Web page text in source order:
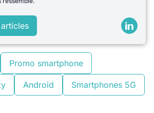
Promo smartphone
Android Smartphones 5G